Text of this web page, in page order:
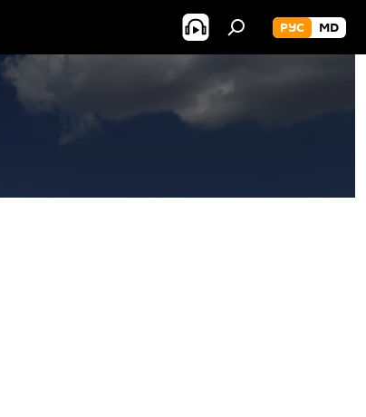
РУС MD